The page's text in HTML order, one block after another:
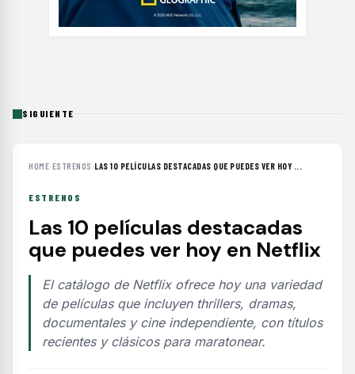
SIGUIENTE
HOME›ESTRENOS ›LAS 10 PELÍCULAS DESTACADAS QUE PUEDES VER HOY ...
ESTRENOS
Las 10 películas destacadas
que puedes ver hoy en Netflix
El catálogo de Netflix ofrece hoy una variedad
de películas que incluyen thrillers, dramas,
documentales y cine independiente, con títulos
recientes y clásicos para maratonear.